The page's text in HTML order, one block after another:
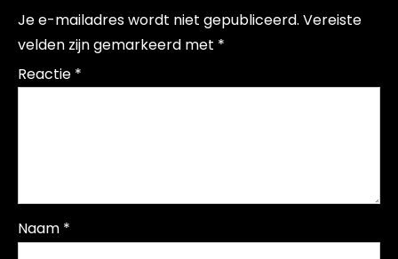
Je e-mailadres wordt niet gepubliceerd. Vereiste
velden zijn gemarkeerd met *
Reactie *
Naam *